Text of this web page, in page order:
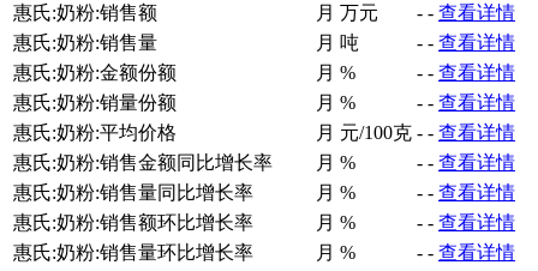
惠氏:奶粉:销售额
月 万元 - - 查看详情
惠氏:奶粉:销售量
月 吨 - - 查看详情
惠氏:奶粉:金额份额
月 % - - 查看详情
惠氏:奶粉:销量份额
月 % - - 查看详情
惠氏:奶粉:平均价格
月 元/100克 - - 查看详情
惠氏:奶粉:销售金额同比增长率
月 % - - 查看详情
惠氏:奶粉:销售量同比增长率
月 % - - 查看详情
惠氏:奶粉:销售额环比增长率
月 % - - 查看详情
惠氏:奶粉:销售量环比增长率
月 % - - 查看详情